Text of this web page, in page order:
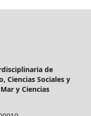
de
Ciencias Sociales y
y Ciencias